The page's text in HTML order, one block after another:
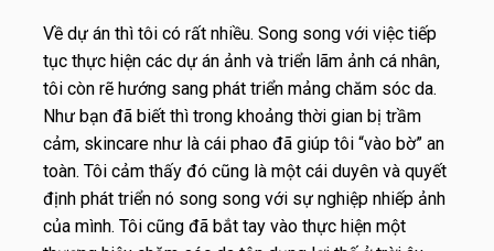
Về dự án thì tôi có rất nhiều. Song song với việc tiếp
tục thực hiện các dự án ảnh và triển lãm ảnh cá nhân,
tôi còn rẽ hướng sang phát triển mảng chăm sóc da.
Như bạn đã biết thì trong khoảng thời gian bị trầm
cảm, skincare như là cái phao đã giúp tôi “vào bờ” an
toàn. Tôi cảm thấy đó cũng là một cái duyên và quyết
định phát triển nó song song với sự nghiệp nhiếp ảnh
của mình. Tôi cũng đã bắt tay vào thực hiện một